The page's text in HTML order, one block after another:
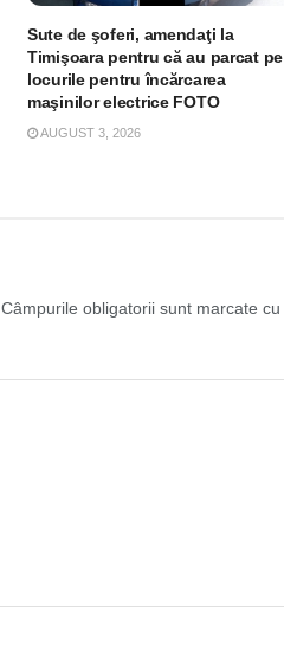
Sute de şoferi, amendaţi la
Timişoara pentru că au parcat pe
locurile pentru încărcarea
maşinilor electrice FOTO
AUGUST 3, 2026
Câmpurile obligatorii sunt marcate cu